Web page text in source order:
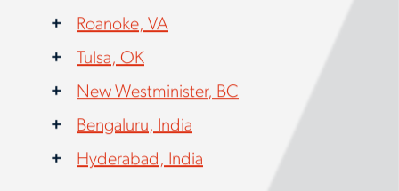
Roanoke, VA
Tulsa, OK
New Westminister, BC
Bengaluru, India
Hyderabad, India